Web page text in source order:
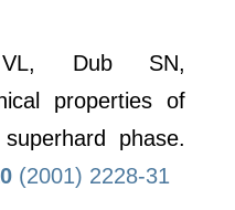
Dub SN,
properties of
phase.
(2001) 2228-31